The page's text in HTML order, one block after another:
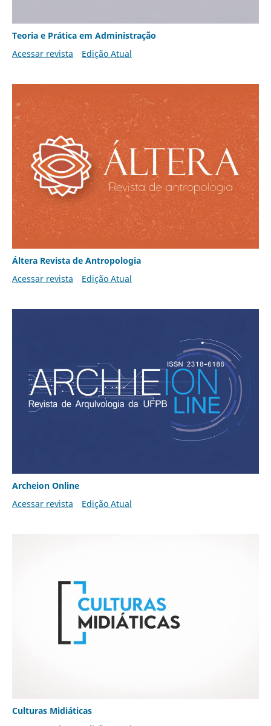
Teoria e Prática em Administração
Acessar revista
Edição Atual
Áltera Revista de Antropologia
Acessar revista
Edição Atual
Archeion Online
Acessar revista
Edição Atual
Culturas Midiáticas